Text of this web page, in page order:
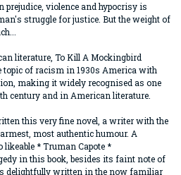
prejudice, violence and hypocrisy is
struggle for justice. But the weight of
literature, To Kill A Mockingbird
topic of racism in 1930s America with
making it widely recognised as one
century and in American literature.
this very fine novel, a writer with the
most authentic humour. A
likeable * Truman Capote *
in this book, besides its faint note of
delightfully written in the now familiar